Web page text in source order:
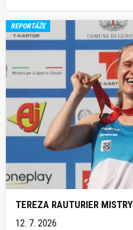
REPORTÁŽE
TEREZA RAUTURIER
12. 7. 2026